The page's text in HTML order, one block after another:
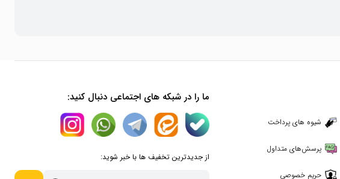
شیوه های پرداخت
پرسش‌های متداول
حریم خصوصی
ما را در شبکه های اجتماعی دنبال کنید:
از جدیدترین تخفیف ها با خبر شوید: